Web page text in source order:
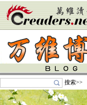
搜索>>